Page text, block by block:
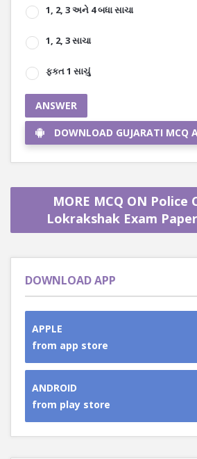
1, 2, 3 અને 4 બધા સાચા
1, 2, 3 સાચા
ફકત 1 સાચું
ANSWER
DOWNLOAD GUJARATI MCQ
MORE MCQ ON Police
Lokrakshak Exam
DOWNLOAD APP
APPLE
from app store
ANDROID
from play store